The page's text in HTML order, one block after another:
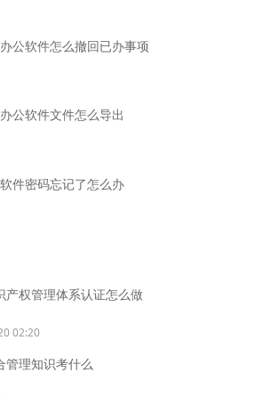
公软件怎么撤回已办事项
公软件文件怎么导出
件密码忘记了怎么办
产权管理体系认证怎么做
02:20
管理知识考什么